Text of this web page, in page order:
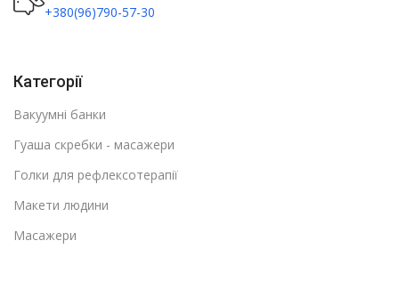
+380(96)790-57-30
Категорії
Вакуумні банки
Гуаша скребки - масажери
Голки для рефлексотерапії
Макети людини
Масажери